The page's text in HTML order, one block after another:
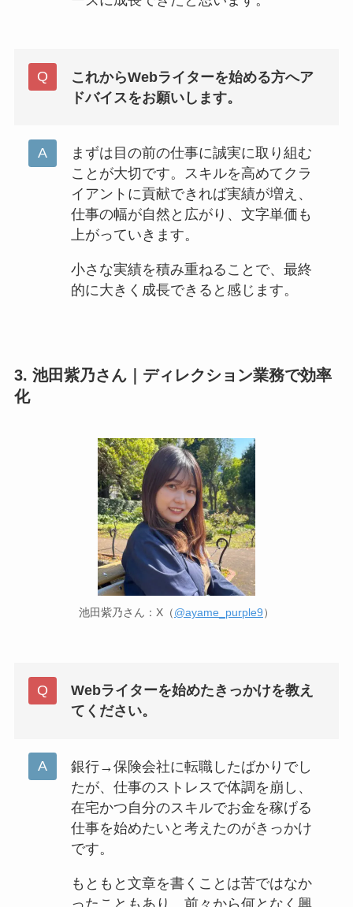
これからWebライターを始める方へア
ドバイスをお願いします。
まずは目の前の仕事に誠実に取り組む
ことが大切です。スキルを高めてクラ
イアントに貢献できれば実績が増え、
仕事の幅が自然と広がり、文字単価も
上がっていきます。
小さな実績を積み重ねることで、最終
的に大きく成長できると感じます。
3. 池田紫乃さん｜ディレクション業務で効率
化
池田紫乃さん：X（@ayame_purple9）
Webライターを始めたきっかけを教え
てください。
銀行→保険会社に転職したばかりでし
たが、仕事のストレスで体調を崩し、
在宅かつ自分のスキルでお金を稼げる
仕事を始めたいと考えたのがきっかけ
です。
もともと文章を書くことは苦ではなか
ったこともあり、前々から何となく興